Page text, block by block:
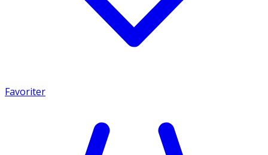
Favoriter